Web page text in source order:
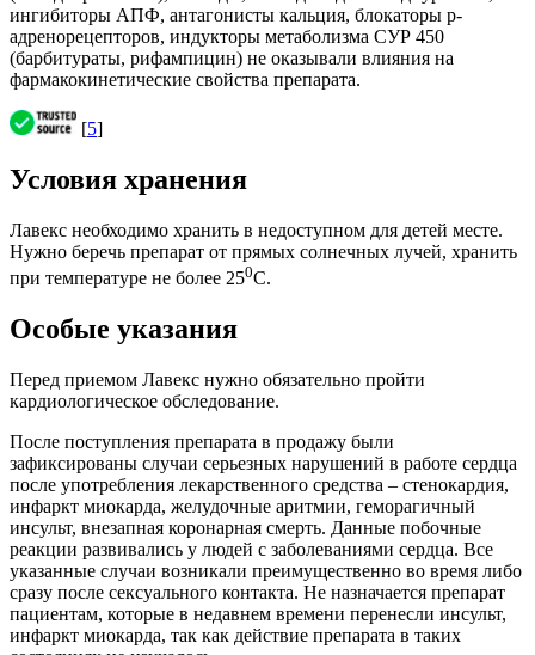
ингибиторы АПФ, антагонисты кальция, блокаторы р-
адренорецепторов, индукторы метаболизма СУР 450
(барбитураты, рифампицин) не оказывали влияния на
фармакокинетические свойства препарата.
[5]
Условия хранения
Лавекс необходимо хранить в недоступном для детей месте.
Нужно беречь препарат от прямых солнечных лучей, хранить
при температуре не более 250С.
Особые указания
Перед приемом Лавекс нужно обязательно пройти
кардиологическое обследование.
После поступления препарата в продажу были
зафиксированы случаи серьезных нарушений в работе сердца
после употребления лекарственного средства – стенокардия,
инфаркт миокарда, желудочные аритмии, геморагичный
инсульт, внезапная коронарная смерть. Данные побочные
реакции развивались у людей с заболеваниями сердца. Все
указанные случаи возникали преимущественно во время либо
сразу после сексуального контакта. Не назначается препарат
пациентам, которые в недавнем времени перенесли инсульт,
инфаркт миокарда, так как действие препарата в таких